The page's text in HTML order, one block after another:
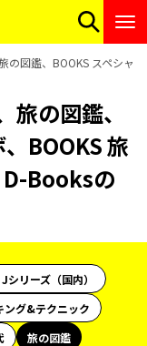
の図鑑、BOOKS スペシャ
の図鑑、
BOOKS 旅
D-Booksの
シリーズ（国内）
ング&テクニック
旅の図鑑